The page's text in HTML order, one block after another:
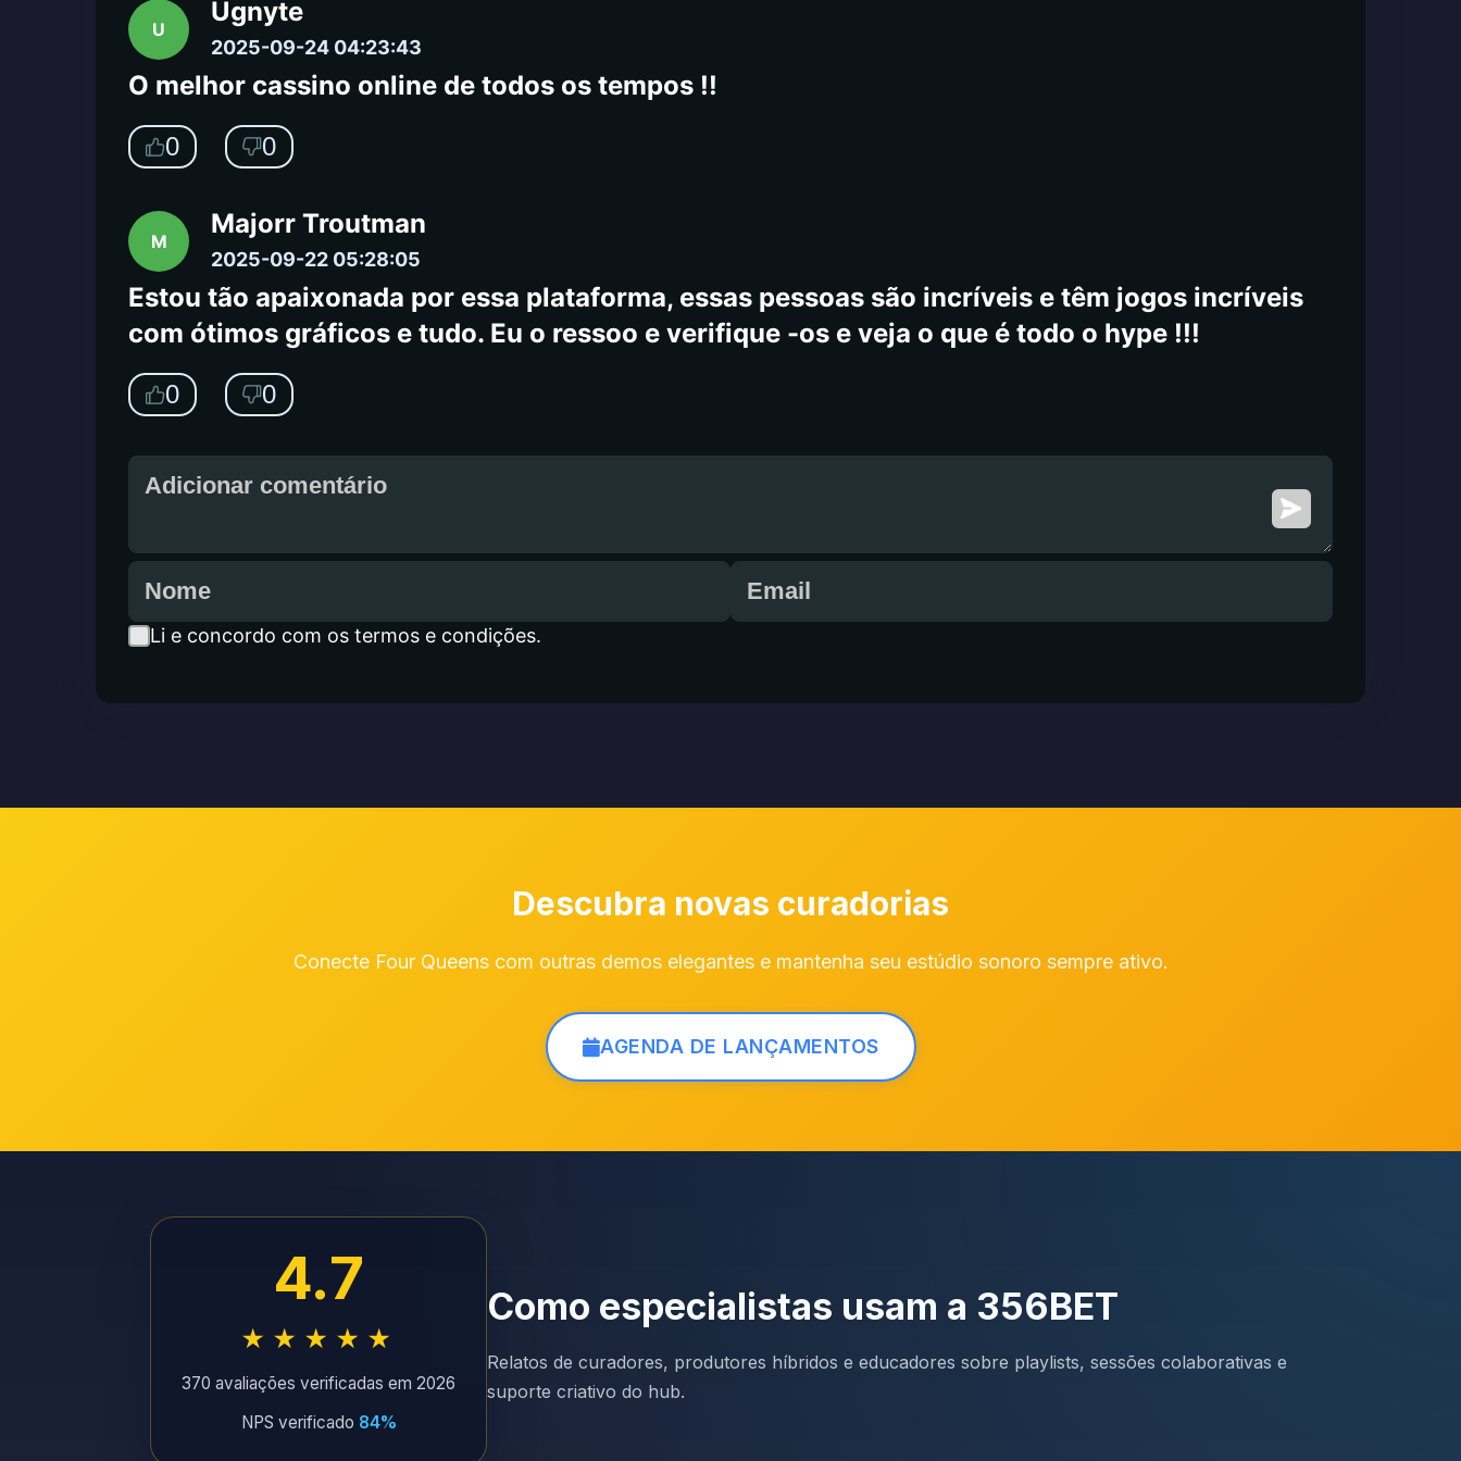
U
Ugnyte
2025-09-24 04:23:43
O melhor cassino online de todos os tempos !!
0 0
M
Majorr Troutman
2025-09-22 05:28:05
Estou tão apaixonada por essa plataforma, essas pessoas são incríveis e têm jogos incríveis
com ótimos gráficos e tudo. Eu o ressoo e verifique -os e veja o que é todo o hype !!!
0 0
Li e concordo com os termos e condições.
Descubra novas curadorias
Conecte Four Queens com outras demos elegantes e mantenha seu estúdio sonoro sempre ativo.
AGENDA DE LANÇAMENTOS
4.7
★★★★★
370 avaliações verificadas em 2026
NPS verificado 84%
Como especialistas usam a 356BET
Relatos de curadores, produtores híbridos e educadores sobre playlists, sessões colaborativas e
suporte criativo do hub.